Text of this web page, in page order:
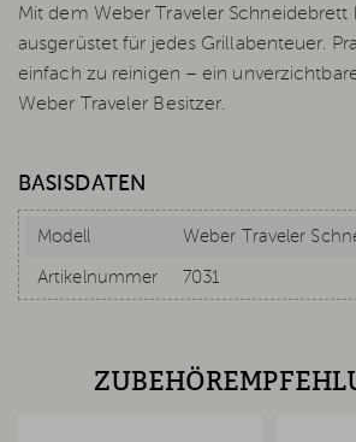
Mit dem Weber Traveler Schneidebrett
ausgerüstet für jedes Grillabenteuer.
einfach zu reinigen – ein
Weber Traveler Besitzer.
BASISDATEN
Modell Weber Traveler
Artikelnummer 7031